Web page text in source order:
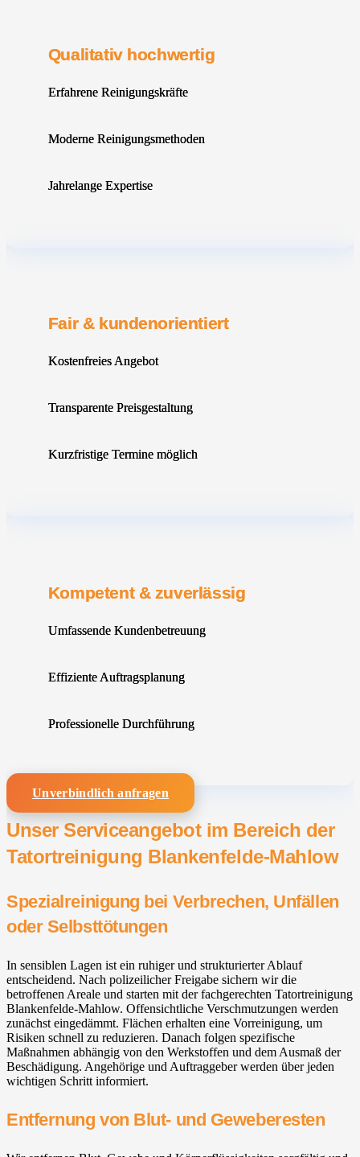
Qualitativ hochwertig
Erfahrene Reinigungskräfte
Moderne Reinigungsmethoden
Jahrelange Expertise
Fair & kundenorientiert
Kostenfreies Angebot
Transparente Preisgestaltung
Kurzfristige Termine möglich
Kompetent & zuverlässig
Umfassende Kundenbetreuung
Effiziente Auftragsplanung
Professionelle Durchführung
Unverbindlich anfragen
Unser Serviceangebot im Bereich der
Tatortreinigung Blankenfelde-Mahlow⁠
Spezialreinigung bei Verbrechen, Unfällen
oder Selbsttötungen
In sensiblen Lagen ist ein ruhiger und strukturierter Ablauf
entscheidend. Nach polizeilicher Freigabe sichern wir die
betroffenen Areale und starten mit der fachgerechten Tatortreinigung
Blankenfelde-Mahlow⁠. Offensichtliche Verschmutzungen werden
zunächst eingedämmt. Flächen erhalten eine Vorreinigung, um
Risiken schnell zu reduzieren. Danach folgen spezifische
Maßnahmen abhängig von den Werkstoffen und dem Ausmaß der
Beschädigung. Angehörige und Auftraggeber werden über jeden
wichtigen Schritt informiert.
Entfernung von Blut- und Geweberesten